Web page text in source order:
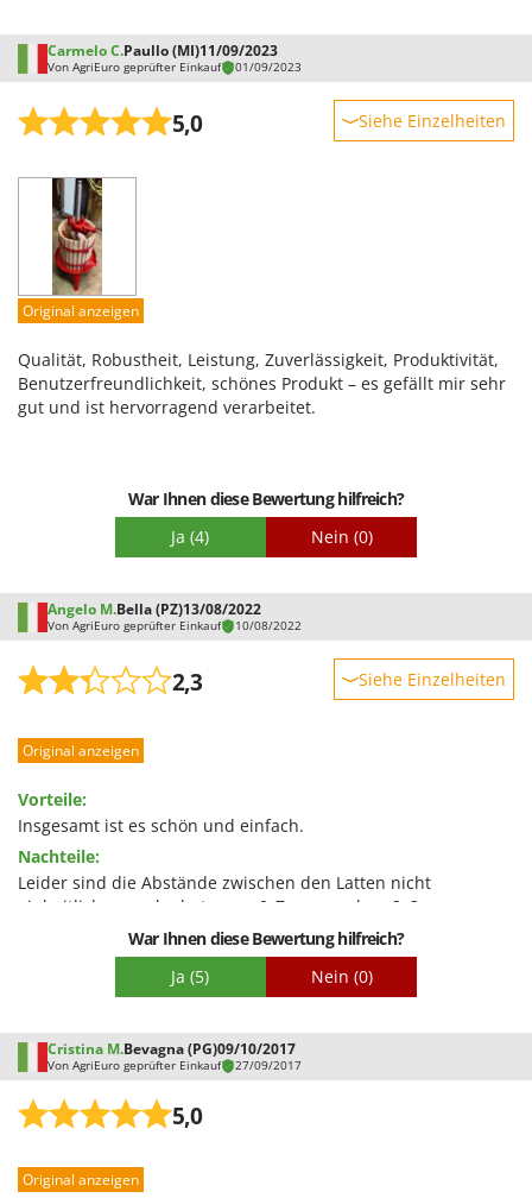
Ompagrill
Ooni
Oriental Koshin
Palazzetti
Palumbo Pavi
Partisani
Philips
Pramac
Redback
Ribimex
Ritter
River Systems
Robomow
Rossofuoco
Rover Pompe
Royal Food
S
S.T.P.
Santos
Sbaraglia
Seven Italy
Carmelo C.Paullo (MI)11/09/2023
Von AgriEuro geprüfter Einkauf 01/09/2023
5,0 Siehe Einzelheiten
Leistung
Benutzerfreundlichkeit
Qualität / Preis
Schwierigkeitsgrad Zusammenbau
Original anzeigen
Qualität, Robustheit, Leistung, Zuverlässigkeit, Produktivität,
Benutzerfreundlichkeit, schönes Produkt – es gefällt mir sehr
gut und ist hervorragend verarbeitet.
War Ihnen diese Bewertung hilfreich?
Ja (4) Nein (0)
Angelo M.Bella (PZ)13/08/2022
Von AgriEuro geprüfter Einkauf 10/08/2022
2,3 Siehe Einzelheiten
Leistung
Qualität / Preis
Schwierigkeitsgrad Zusammenbau
Verpackung
Original anzeigen
Vorteile:
Insgesamt ist es schön und einfach.
Nachteile:
Leider sind die Abstände zwischen den Latten nicht
einheitlich; manche betragen 6–7 mm, andere 2–3 mm.
Meiner Meinung nach sollte man beim Berechnen der
Lattenabstände genauer vorgehen, damit sie überall gleich
War Ihnen diese Bewertung hilfreich?
Ja (5) Nein (0)
Cristina M.Bevagna (PG)09/10/2017
Von AgriEuro geprüfter Einkauf 27/09/2017
5,0
Original anzeigen